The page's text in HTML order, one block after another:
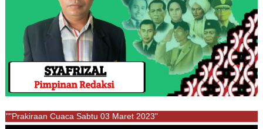
""Prakiraan Cuaca Sabtu 03 Maret 2023"